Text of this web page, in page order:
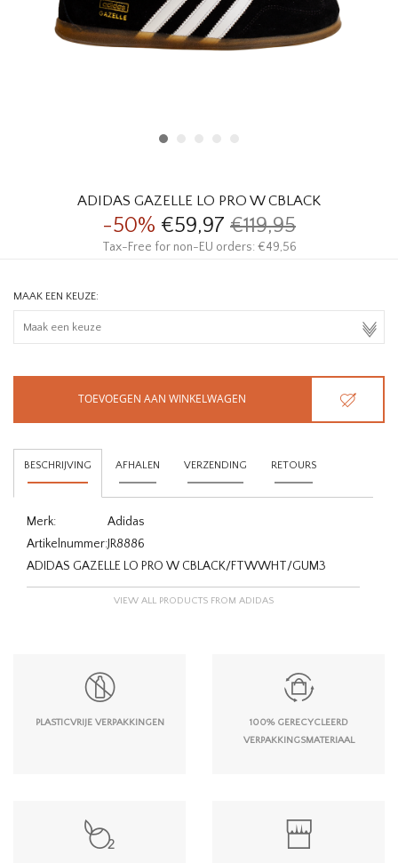
ADIDAS GAZELLE LO PRO W CBLACK
-50% €59,97 €119,95
Tax-Free for non-EU orders: €49,56
MAAK EEN KEUZE:
TOEVOEGEN AAN WINKELWAGEN
BESCHRIJVING AFHALEN VERZENDING RETOURS
Merk:
Adidas
Artikelnummer:JR8886
ADIDAS GAZELLE LO PRO W CBLACK/FTWWHT/GUM3
VIEW ALL PRODUCTS FROM ADIDAS
PLASTICVRIJE VERPAKKINGEN
100% GERECYCLEERD
VERPAKKINGSMATERIAAL